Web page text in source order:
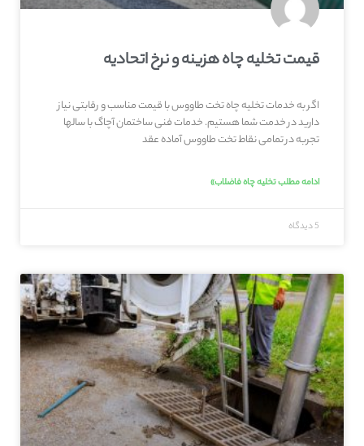
قیمت تخلیه چاه هزینه و نرخ اتحادیه
اگر به خدمات تخلیه چاه تخت طاووس با قیمت مناسب و رقابتی نیاز
دارید در خدمت شما هستیم. خدمات فنی ساختمان آچاگ با سالها
تجربه در تمامی نقاط تخت طاووس آماده عقد
ادامه مطلب تخلیه چاه فاضلاب»
5 دیدگاه